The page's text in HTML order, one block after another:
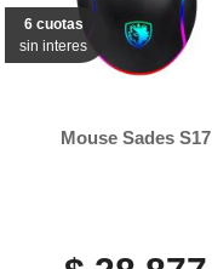
6 cuotas
sin interes
Mouse Sades S17